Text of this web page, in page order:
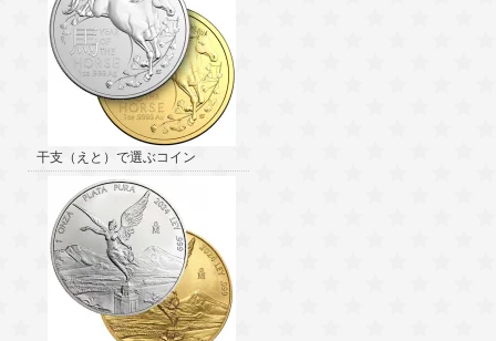
干支（えと）で選ぶコイン